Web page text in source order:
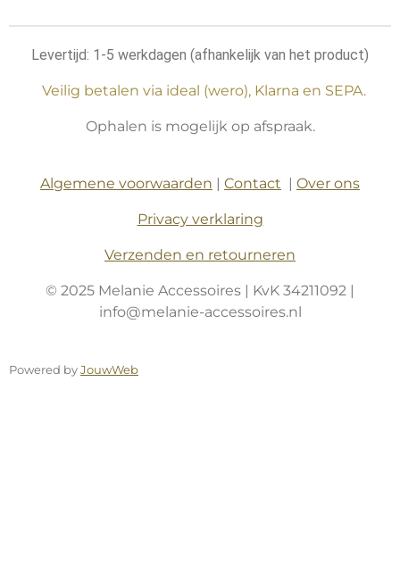
Levertijd: 1-5 werkdagen (afhankelijk van het product)
Veilig betalen via ideal (wero), Klarna en SEPA.
Ophalen is mogelijk op afspraak.
Algemene voorwaarden | Contact | Over ons
Privacy verklaring
Verzenden en retourneren
© 2025 Melanie Accessoires | KvK 34211092 |
info@melanie-accessoires.nl
Powered byJouwWeb